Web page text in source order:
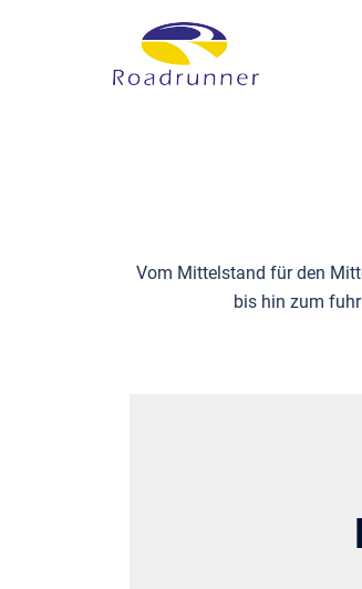
Vom Mittelstand für den
bis hin zum